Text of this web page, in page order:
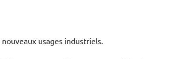
usages industriels.